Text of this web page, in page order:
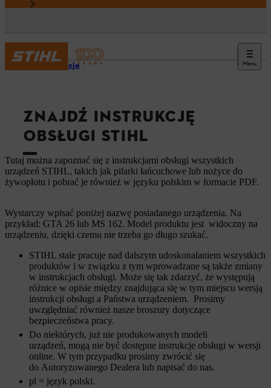
Menu
Informacje
ZNAJDŹ INSTRUKCJĘ
OBSŁUGI STIHL
Tutaj można zapoznać się z instrukcjami obsługi wszystkich
urządzeń STIHL, takich jak pilarki łańcuchowe lub nożyce do
żywopłotu i pobrać je również w języku polskim w formacie PDF.
Wystarczy wpisać poniżej nazwę posiadanego urządzenia. Na
przykład: GTA 26 lub MS 162. Model produktu jest widoczny na
urządzeniu, dzięki czemu nie trzeba go długo szukać.
STIHL stale pracuje nad dalszym udoskonalaniem wszystkich
produktów i w związku z tym wprowadzane są także zmiany
w instrukcjach obsługi. Może się tak zdarzyć, że występują
różnice w opisie między znajdująca się w tym miejscu wersją
instrukcji obsługi a Państwa urządzeniem. Prosimy
uwzględniać również nasze broszury dotyczące
bezpieczeństwa pracy.
Do niektórych, już nie produkowanych modeli
urządzeń, mogą nie być dostępne instrukcje obsługi w wersji
online. W tym przypadku prosimy zwrócić się
do Autoryzowanego Dealera lub napisać do nas.
pl = język polski.